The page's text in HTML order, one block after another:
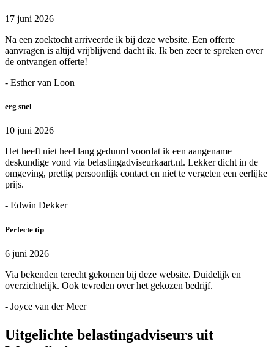
17 juni 2026
Na een zoektocht arriveerde ik bij deze website. Een offerte
aanvragen is altijd vrijblijvend dacht ik. Ik ben zeer te spreken over
de ontvangen offerte!
- Esther van Loon
erg snel
10 juni 2026
Het heeft niet heel lang geduurd voordat ik een aangename
deskundige vond via belastingadviseurkaart.nl. Lekker dicht in de
omgeving, prettig persoonlijk contact en niet te vergeten een eerlijke
prijs.
- Edwin Dekker
Perfecte tip
6 juni 2026
Via bekenden terecht gekomen bij deze website. Duidelijk en
overzichtelijk. Ook tevreden over het gekozen bedrijf.
- Joyce van der Meer
Uitgelichte belastingadviseurs uit